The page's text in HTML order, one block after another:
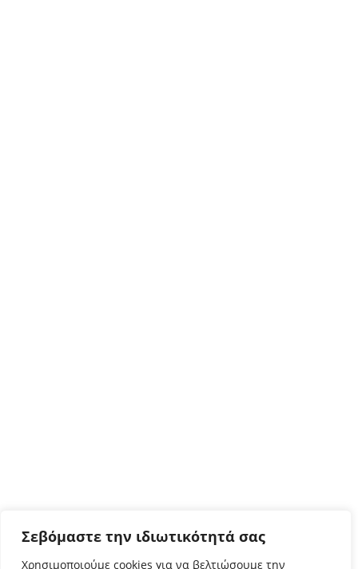
Σεβόμαστε την ιδιωτικότητά σας
Χρησιμοποιούμε cookies για να βελτιώσουμε την